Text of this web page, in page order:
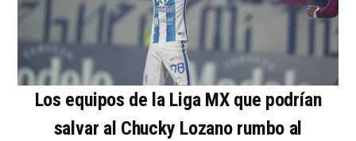
Los equipos de la Liga MX que podrían
salvar al Chucky Lozano rumbo al